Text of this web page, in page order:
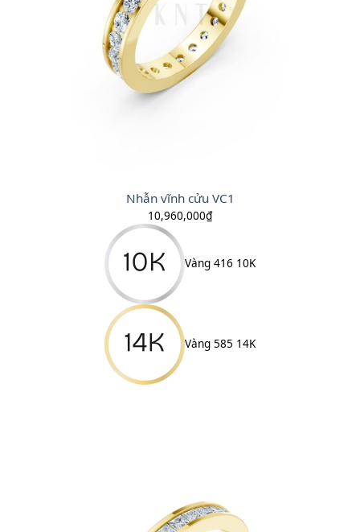
Nhẫn vĩnh cửu VC1
10,960,000₫
Vàng 416 10K
Vàng 585 14K